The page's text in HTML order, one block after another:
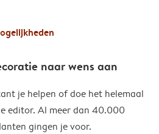
naar wens aan
je helpen of doe het helemaal
editor. Al meer dan 40.000
gingen je voor.